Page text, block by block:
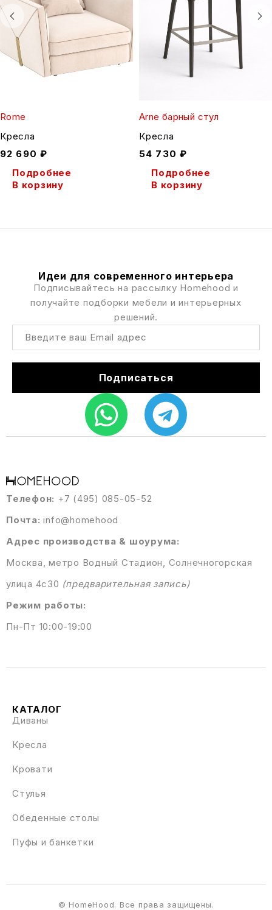
Rome
Кресла
92 690 ₽
Подробнее
В корзину
Arne барный стул
Кресла
54 730 ₽
Подробнее
В корзину
Телефон: +7 (495) 085-05-52
Почта: info@homehood
Адрес производства & шоурума:
Москва, метро Водный Стадион, Солнечногорская
улица 4с30 (предварительная запись)
Режим работы:
Пн-Пт 10:00-19:00
КАТАЛОГ
Диваны
Кресла
Кровати
Стулья
Обеденные столы
Пуфы и банкетки
Идеи для современного интерьера
Подписывайтесь на рассылку Homehood и
получайте подборки мебели и интерьерных
решений.
Подписаться
© HomeHood. Все права защищены.